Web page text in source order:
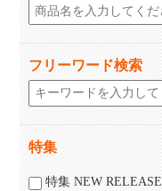
フリーワード検索
特集
特集 NEW RELEASE